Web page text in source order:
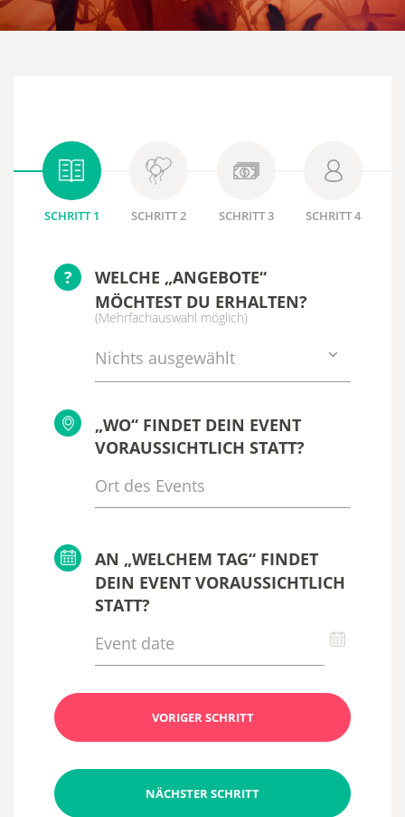
SCHRITT 1 SCHRITT 2 SCHRITT 3 SCHRITT 4
?
WELCHE „ANGEBOTE“
MÖCHTEST DU ERHALTEN?
(Mehrfachauswahl möglich)
Nichts ausgewählt
„WO“ FINDET DEIN EVENT
VORAUSSICHTLICH STATT?
AN „WELCHEM TAG“ FINDET
DEIN EVENT VORAUSSICHTLICH
STATT?
VORIGER SCHRITT
NÄCHSTER SCHRITT